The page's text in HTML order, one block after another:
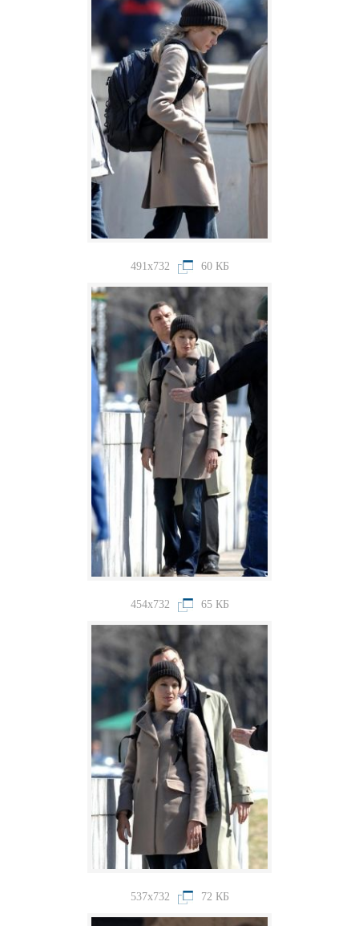
491x732 60 КБ
454x732 65 КБ
537x732 72 КБ